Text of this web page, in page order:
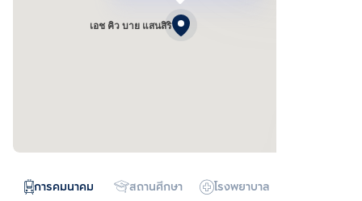
เอช คิว บาย แสนสิริ
การคมนาคม สถานศึกษา โรงพยาบาล